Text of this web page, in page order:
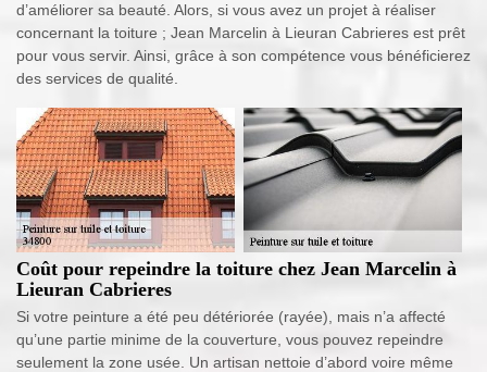
d’améliorer sa beauté. Alors, si vous avez un projet à réaliser
concernant la toiture ; Jean Marcelin à Lieuran Cabrieres est prêt
pour vous servir. Ainsi, grâce à son compétence vous bénéficierez
des services de qualité.
Coût pour repeindre la toiture chez Jean Marcelin à
Lieuran Cabrieres
Si votre peinture a été peu détériorée (rayée), mais n’a affecté
qu’une partie minime de la couverture, vous pouvez repeindre
seulement la zone usée. Un artisan nettoie d’abord voire même